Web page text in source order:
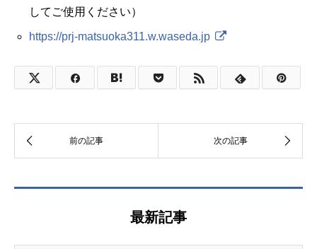
してご使用ください）
https://prj-matsuoka311.w.waseda.jp
最新記事